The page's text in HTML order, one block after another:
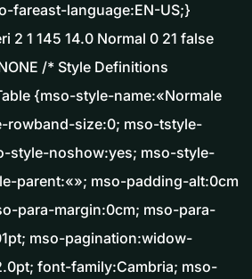
fareast-language:EN-US;}
2 1 145 14.0 Normal 0 21 false
/* Style Definitions
{mso-style-name:«Normale
rowband-size:0; mso-tstyle-
style-noshow:yes; mso-style-
parent:«»; mso-padding-alt:0cm
para-margin:0cm; mso-para-
mso-pagination:widow-
font-family:Cambria; mso-